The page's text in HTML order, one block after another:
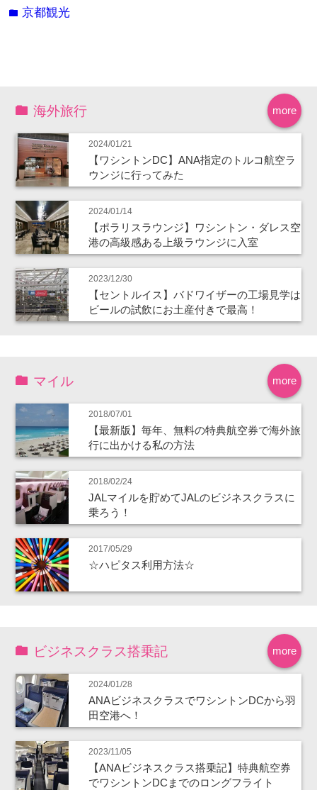
folder京都観光
more
海外旅行
2024/01/21
【ワシントンDC】ANA指定のトルコ航空ラ
ウンジに行ってみた
2024/01/14
【ポラリスラウンジ】ワシントン・ダレス空
港の高級感ある上級ラウンジに入室
2023/12/30
【セントルイス】バドワイザーの工場見学は
ビールの試飲にお土産付きで最高！
more
マイル
2018/07/01
【最新版】毎年、無料の特典航空券で海外旅
行に出かける私の方法
2018/02/24
JALマイルを貯めてJALのビジネスクラスに
乗ろう！
2017/05/29
☆ハピタス利用方法☆
more
ビジネスクラス搭乗記
2024/01/28
ANAビジネスクラスでワシントンDCから羽
田空港へ！
2023/11/05
【ANAビジネスクラス搭乗記】特典航空券
でワシントンDCまでのロングフライト